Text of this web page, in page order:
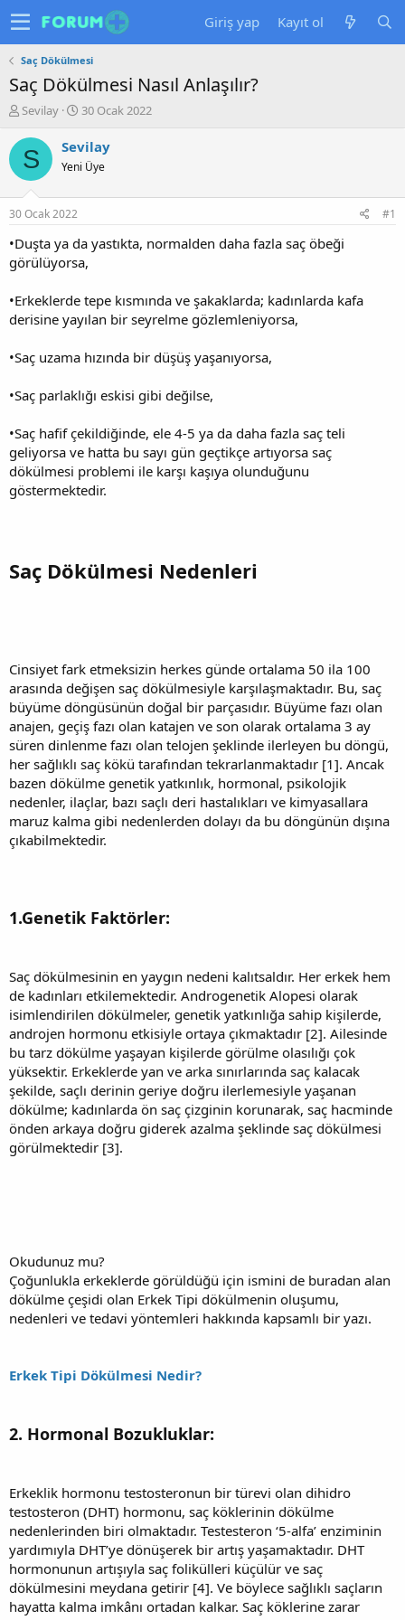
Giriş yap Kayıt ol
Saç Dökülmesi
Saç Dökülmesi Nasıl Anlaşılır?
K
n
u
y
b
a
ş
l
a
a
n
Sevilay
B
ş
l
a
ç
a
h
30 Ocak 2022
S Sevilay
Yeni Üye
30 Ocak 2022 #1
•Duşta ya da yastıkta, normalden daha fazla saç öbeği
görülüyorsa,
•Erkeklerde tepe kısmında ve şakaklarda; kadınlarda kafa
derisine yayılan bir seyrelme gözlemleniyorsa,
•Saç uzama hızında bir düşüş yaşanıyorsa,
•Saç parlaklığı eskisi gibi değilse,
•Saç hafif çekildiğinde, ele 4-5 ya da daha fazla saç teli
geliyorsa ve hatta bu sayı gün geçtikçe artıyorsa saç
dökülmesi problemi ile karşı kaşıya olunduğunu
göstermektedir.
Saç Dökülmesi Nedenleri
Cinsiyet fark etmeksizin herkes günde ortalama 50 ila 100
arasında değişen saç dökülmesiyle karşılaşmaktadır. Bu, saç
büyüme döngüsünün doğal bir parçasıdır. Büyüme fazı olan
anajen, geçiş fazı olan katajen ve son olarak ortalama 3 ay
süren dinlenme fazı olan telojen şeklinde ilerleyen bu döngü,
her sağlıklı saç kökü tarafından tekrarlanmaktadır [1]. Ancak
bazen dökülme genetik yatkınlık, hormonal, psikolojik
nedenler, ilaçlar, bazı saçlı deri hastalıkları ve kimyasallara
maruz kalma gibi nedenlerden dolayı da bu döngünün dışına
çıkabilmektedir.
1.Genetik Faktörler:
Saç dökülmesinin en yaygın nedeni kalıtsaldır. Her erkek hem
de kadınları etkilemektedir. Androgenetik Alopesi olarak
isimlendirilen dökülmeler, genetik yatkınlığa sahip kişilerde,
androjen hormonu etkisiyle ortaya çıkmaktadır [2]. Ailesinde
bu tarz dökülme yaşayan kişilerde görülme olasılığı çok
yüksektir. Erkeklerde yan ve arka sınırlarında saç kalacak
şekilde, saçlı derinin geriye doğru ilerlemesiyle yaşanan
dökülme; kadınlarda ön saç çizginin korunarak, saç hacminde
önden arkaya doğru giderek azalma şeklinde saç dökülmesi
görülmektedir [3].
Okudunuz mu?
Çoğunlukla erkeklerde görüldüğü için ismini de buradan alan
dökülme çeşidi olan Erkek Tipi dökülmenin oluşumu,
nedenleri ve tedavi yöntemleri hakkında kapsamlı bir yazı.
Erkek Tipi Dökülmesi Nedir?
2. Hormonal Bozukluklar:
Erkeklik hormonu testosteronun bir türevi olan dihidro
testosteron (DHT) hormonu, saç köklerinin dökülme
nedenlerinden biri olmaktadır. Testesteron ‘5-alfa’ enziminin
yardımıyla DHT’ye dönüşerek bir artış yaşamaktadır. DHT
hormonunun artışıyla saç folikülleri küçülür ve saç
dökülmesini meydana getirir [4]. Ve böylece sağlıklı saçların
hayatta kalma imkânı ortadan kalkar. Saç köklerine zarar